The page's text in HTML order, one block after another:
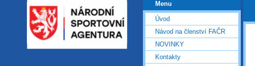
Menu
Úvod
Návod na členství FAČR
NOVINKY
Kontakty